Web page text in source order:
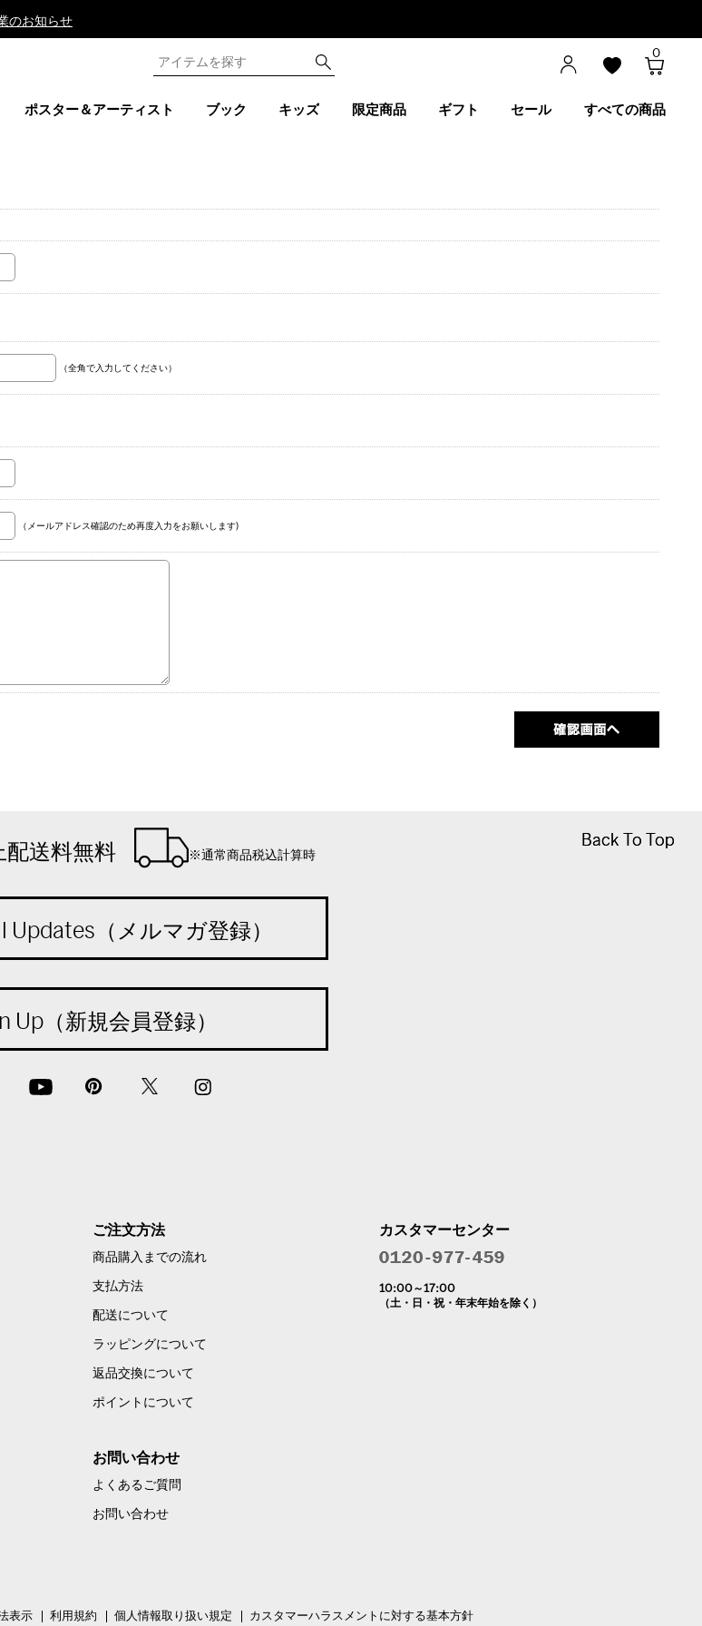
のお知らせ
0
ポスター＆アーティスト ブック キッズ 限定商品 ギフト セール すべての商品
（全角で入力してください）
（メールアドレス確認のため再度入力をお願いします)
Back To Top
Back To Top
送料無料 ※通常商品税込計算時
Updates（メルマガ登録）
Up（新規会員登録）
ご注文方法
商品購入までの流れ
支払方法
配送について
ラッピングについて
返品交換について
ポイントについて
お問い合わせ
よくあるご質問
お問い合わせ
カスタマーセンター
10:00～17:00
（土・日・祝・年末年始を除く）
表示 利用規約 個人情報取り扱い規定 カスタマーハラスメントに対する基本方針